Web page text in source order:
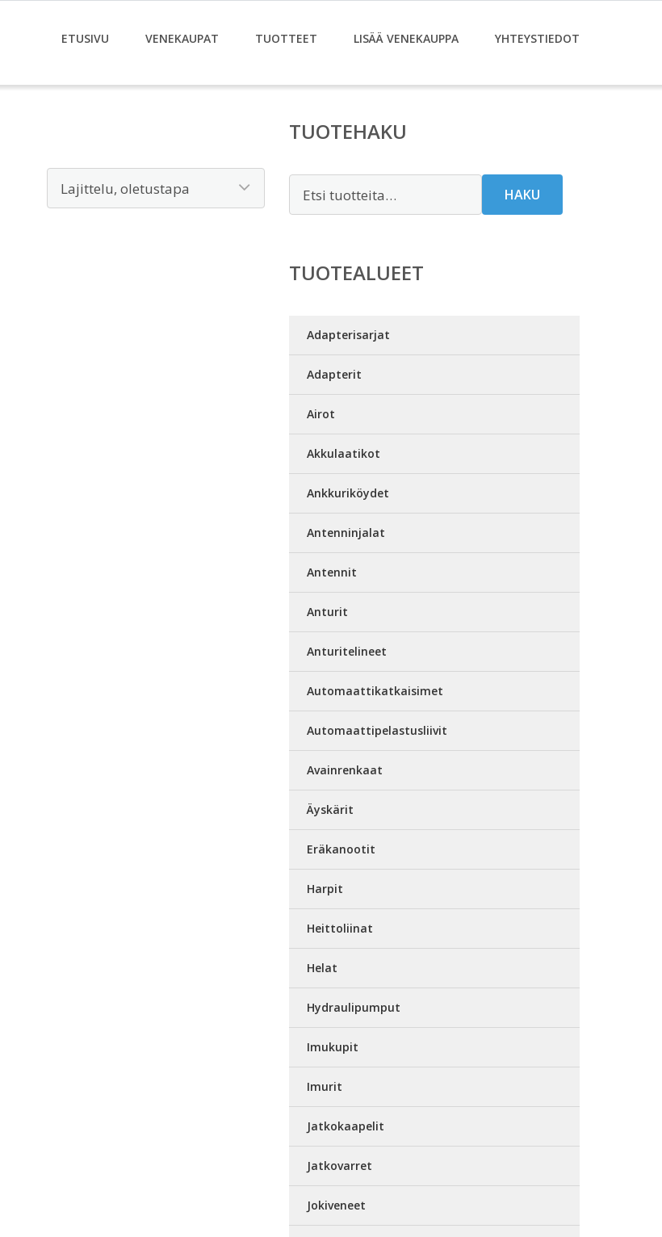
ETUSIVU VENEKAUPAT TUOTTEET LISÄÄ VENEKAUPPA YHTEYSTIEDOT
TUOTEHAKU
HAKU
TUOTEALUEET
Adapterisarjat
Adapterit
Airot
Akkulaatikot
Ankkuriköydet
Antenninjalat
Antennit
Anturit
Anturitelineet
Automaattikatkaisimet
Automaattipelastusliivit
Avainrenkaat
Äyskärit
Eräkanootit
Harpit
Heittoliinat
Helat
Hydraulipumput
Imukupit
Imurit
Jatkokaapelit
Jatkovarret
Jokiveneet